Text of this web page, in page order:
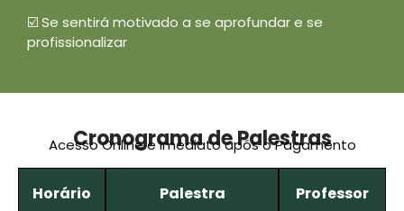
☑️ Se sentirá motivado a se aprofundar e se
profissionalizar
Cronograma de Palestras
Acesso Online e Imediato após o Pagamento
Horário Palestra Professor